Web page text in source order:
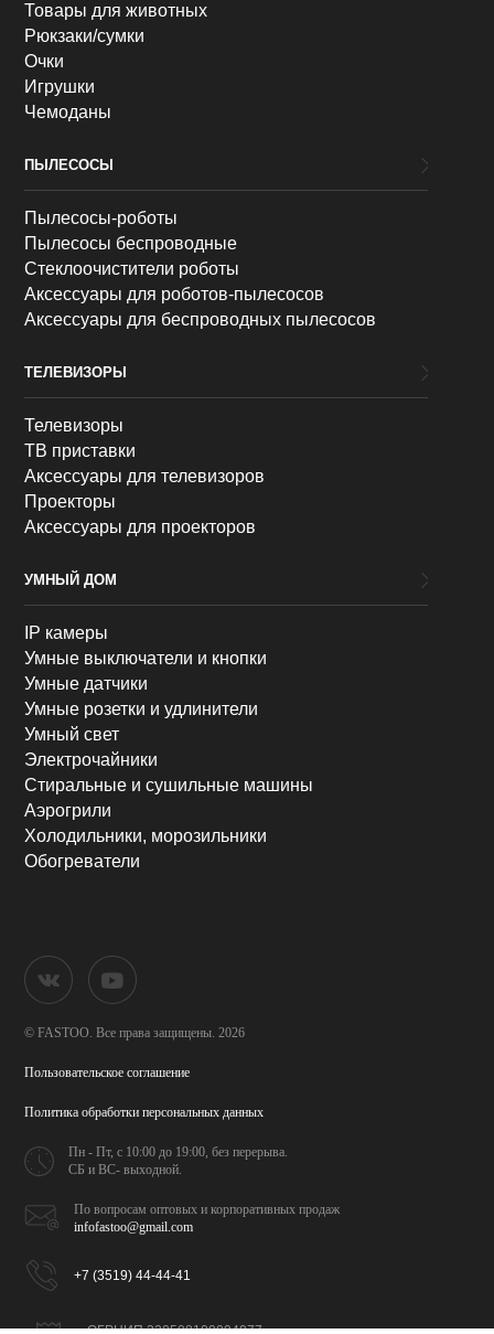
Товары для животных
Рюкзаки/сумки
Очки
Игрушки
Чемоданы
ПЫЛЕСОСЫ
Пылесосы-роботы
Пылесосы беспроводные
Стеклоочистители роботы
Аксессуары для роботов-пылесосов
Аксессуары для беспроводных пылесосов
ТЕЛЕВИЗОРЫ
Телевизоры
ТВ приставки
Аксессуары для телевизоров
Проекторы
Аксессуары для проекторов
УМНЫЙ ДОМ
IP камеры
Умные выключатели и кнопки
Умные датчики
Умные розетки и удлинители
Умный свет
Электрочайники
Стиральные и сушильные машины
Аэрогрили
Холодильники, морозильники
Обогреватели
© FASTOO. Все права защищены. 2026
Пользовательское соглашение
Политика обработкиперсональных данных
Пн - Пт, с 10:00 до 19:00,без перерыва.
СБ и ВС- выходной.
По вопросам оптовых икорпоративных продаж
infofastoo@gmail.com
+7 (3519) 44-44-41
ОГРНИП 320508100094077